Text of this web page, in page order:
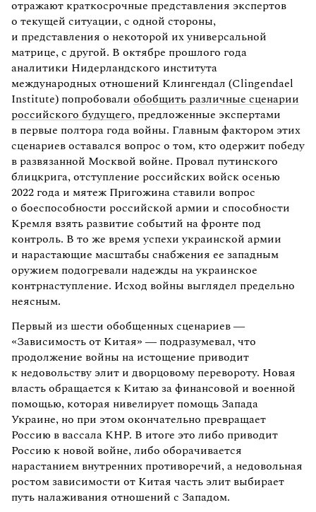
отражают краткосрочные представления экспертов
о текущей ситуации, с одной стороны,
и представления о некоторой их универсальной
матрице, с другой. В октябре прошлого года
аналитики Нидерландского института
международных отношений Клингендал (Clingendael
Institute) попробовали обобщить различные сценарии
российского будущего, предложенные экспертами
в первые полтора года войны. Главным фактором этих
сценариев оставался вопрос о том, кто одержит победу
в развязанной Москвой войне. Провал путинского
блицкрига, отступление российских войск осенью
2022 года и мятеж Пригожина ставили вопрос
о боеспособности российской армии и способности
Кремля взять развитие событий на фронте под
контроль. В то же время успехи украинской армии
и нарастающие масштабы снабжения ее западным
оружием подогревали надежды на украинское
контрнаступление. Исход войны выглядел предельно
неясным.
Первый из шести обобщенных сценариев —
«Зависимость от Китая» — подразумевал, что
продолжение войны на истощение приводит
к недовольству элит и дворцовому перевороту. Новая
власть обращается к Китаю за финансовой и военной
помощью, которая нивелирует помощь Запада
Украине, но при этом окончательно превращает
Россию в вассала КНР. В итоге это либо приводит
Россию к новой войне, либо оборачивается
нарастанием внутренних противоречий, а недовольная
ростом зависимости от Китая часть элит выбирает
путь налаживания отношений с Западом.